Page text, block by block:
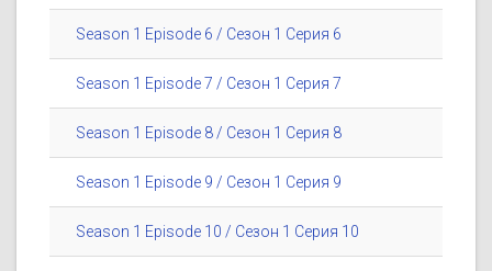
Season 1 Episode 6 / Сезон 1 Серия 6
Season 1 Episode 7 / Сезон 1 Серия 7
Season 1 Episode 8 / Сезон 1 Серия 8
Season 1 Episode 9 / Сезон 1 Серия 9
Season 1 Episode 10 / Сезон 1 Серия 10